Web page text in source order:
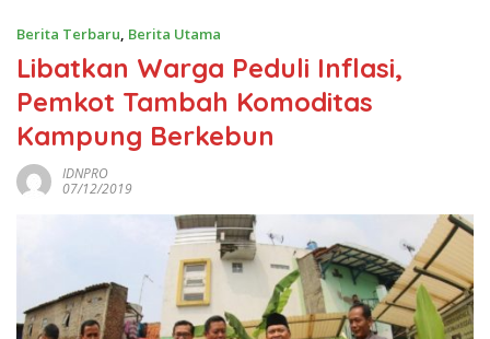
Berita Terbaru, Berita Utama
Libatkan Warga Peduli Inflasi,
Pemkot Tambah Komoditas
Kampung Berkebun
IDNPRO
07/12/2019